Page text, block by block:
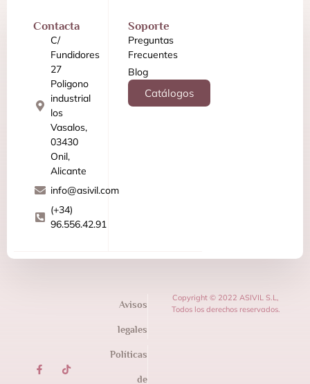
Contacta
C/
Fundidores
27
Poligono
industrial
los
Vasalos,
03430
Onil,
Alicante
info@asivil.com
(+34)
96.556.42.91
Soporte
Preguntas
Frecuentes
Blog
Catálogos
Avisos
legales
Políticas
de
Copyright © 2022 ASIVIL S.L,
Todos los derechos reservados.